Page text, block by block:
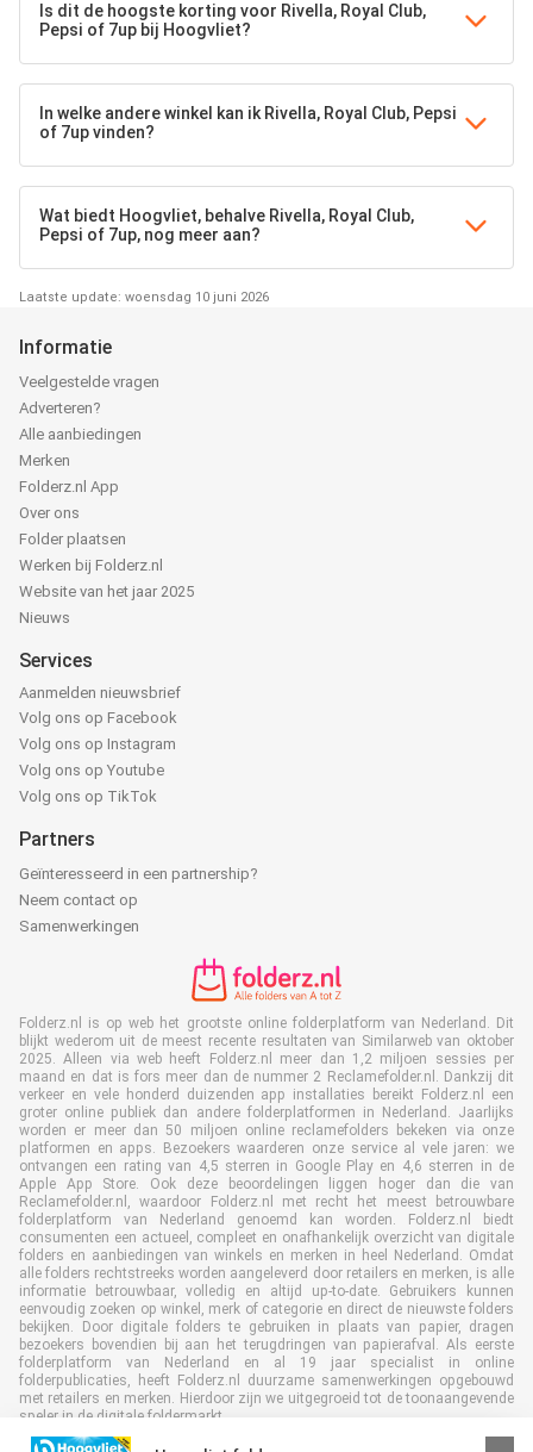
Is dit de hoogste korting voor Rivella, Royal Club,
Pepsi of 7up bij Hoogvliet?
In welke andere winkel kan ik Rivella, Royal Club, Pepsi
of 7up vinden?
Wat biedt Hoogvliet, behalve Rivella, Royal Club,
Pepsi of 7up, nog meer aan?
Laatste update: woensdag 10 juni 2026
Informatie
Veelgestelde vragen
Adverteren?
Alle aanbiedingen
Merken
Folderz.nl App
Over ons
Folder plaatsen
Werken bij Folderz.nl
Website van het jaar 2025
Nieuws
Services
Aanmelden nieuwsbrief
Volg ons op Facebook
Volg ons op Instagram
Volg ons op Youtube
Volg ons op TikTok
Partners
Geïnteresseerd in een partnership?
Neem contact op
Samenwerkingen
Folderz.nl is op web het grootste online folderplatform van Nederland. Dit
blijkt wederom uit de meest recente resultaten van Similarweb van oktober
2025. Alleen via web heeft Folderz.nl meer dan 1,2 miljoen sessies per
maand en dat is fors meer dan de nummer 2 Reclamefolder.nl. Dankzij dit
verkeer en vele honderd duizenden app installaties bereikt Folderz.nl een
groter online publiek dan andere folderplatformen in Nederland. Jaarlijks
worden er meer dan 50 miljoen online reclamefolders bekeken via onze
platformen en apps. Bezoekers waarderen onze service al vele jaren: we
ontvangen een rating van 4,5 sterren in Google Play en 4,6 sterren in de
Apple App Store. Ook deze beoordelingen liggen hoger dan die van
Reclamefolder.nl, waardoor Folderz.nl met recht het meest betrouwbare
folderplatform van Nederland genoemd kan worden. Folderz.nl biedt
consumenten een actueel, compleet en onafhankelijk overzicht van digitale
folders en aanbiedingen van winkels en merken in heel Nederland. Omdat
alle folders rechtstreeks worden aangeleverd door retailers en merken, is alle
informatie betrouwbaar, volledig en altijd up-to-date. Gebruikers kunnen
eenvoudig zoeken op winkel, merk of categorie en direct de nieuwste folders
bekijken. Door digitale folders te gebruiken in plaats van papier, dragen
bezoekers bovendien bij aan het terugdringen van papierafval. Als eerste
folderplatform van Nederland en al 19 jaar specialist in online
folderpublicaties, heeft Folderz.nl duurzame samenwerkingen opgebouwd
met retailers en merken. Hierdoor zijn we uitgegroeid tot de toonaangevende
speler in de digitale foldermarkt.